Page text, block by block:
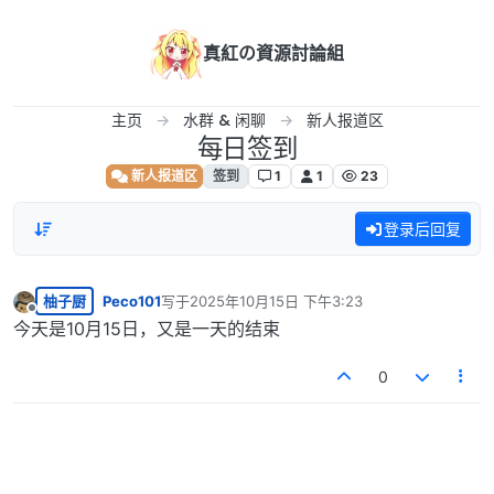
真紅の資源討論組
主页 水群 & 闲聊 新人报道区
每日签到
新人报道区 签到 1 1 23
登录后回复
离线
柚子厨 Peco101写于2025年10月15日 下午3:23
最后由 编辑
今天是10月15日，又是一天的结束
0